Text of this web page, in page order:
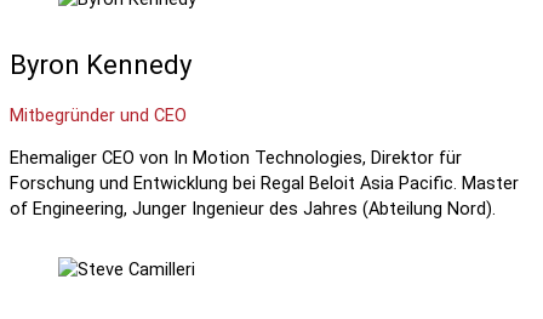
Byron Kennedy
Mitbegründer und CEO
Ehemaliger CEO von In Motion Technologies, Direktor für
Forschung und Entwicklung bei Regal Beloit Asia Pacific. Master
of Engineering, Junger Ingenieur des Jahres (Abteilung Nord).